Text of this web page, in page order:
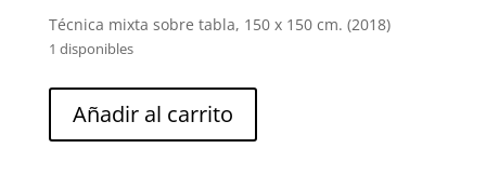
Técnica mixta sobre tabla, 150 x 150 cm. (2018)
1 disponibles
cantidad
Añadir al carrito